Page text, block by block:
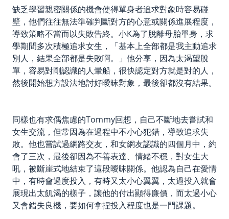
缺乏學習親密關係的機會使得單身者追求對象時容易碰
壁，他們往往無法準確判斷對方的心意或關係進展程度，
導致策略不當而以失敗告終。小K為了脫離母胎單身，求
學期間多次積極追求女生，「基本上全部都是我主動追求
別人，結果全部都是失敗啊。」他分享，因為太渴望脫
單，容易對剛認識的人暈船，很快認定對方就是對的人，
然後開始想方設法地討好曖昧對象，最後卻都沒有結果。
同樣也有求偶焦慮的Tommy回想，自己不斷地去嘗試和
女生交流，但常因為在過程中不小心犯錯，導致追求失
敗。他也嘗試過網路交友，和女網友認識的四個月中，約
會了三次，最後卻因為不善表達、情緒不穩，對女生大
吼，被斷崖式地結束了這段曖昧關係。他認為自己在愛情
中，有時會過度投入，有時又太小心翼翼，太過投入就會
展現出太飢渴的樣子，讓他的付出顯得廉價，而太過小心
又會錯失良機，要如何拿捏投入程度也是一門課題。